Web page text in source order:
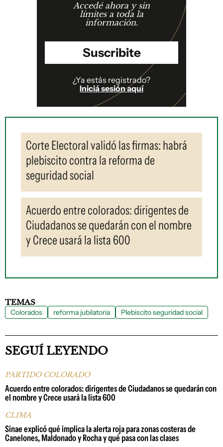
Accedé ahora y sin
límites a toda la
información.
Suscribite
¿Ya estás registrado?
Iniciá sesión aquí
Corte Electoral validó las firmas: habrá
plebiscito contra la reforma de
seguridad social
Acuerdo entre colorados: dirigentes de
Ciudadanos se quedarán con el nombre
y Crece usará la lista 600
TEMAS
Colorados reforma jubilatoria Plebiscito seguridad social
SEGUÍ LEYENDO
PARTIDO COLORADO
Acuerdo entre colorados: dirigentes de Ciudadanos se quedarán con
el nombre y Crece usará la lista 600
CLIMA
Sinae explicó qué implica la alerta roja para zonas costeras de
Canelones, Maldonado y Rocha y qué pasa con las clases